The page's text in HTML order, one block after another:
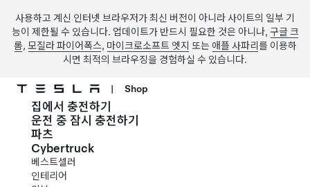
사용하고 계신 인터넷 브라우저가 최신 버전이 아니라 사이트의 일부 기
능이 제한될 수 있습니다. 업데이트가 반드시 필요한 것은 아니나, 구글 크
롬, 모질라 파이어폭스, 마이크로소프트 엣지 또는 애플 사파리 를 이용하
시면 최적의 브라우징을 경험하실 수 있습니다.
주요 콘텐츠로 건너뛰기
| Shop
집에서 충전하기
운전 중 잠시 충전하기
파츠
Cybertruck
베스트셀러
인테리어